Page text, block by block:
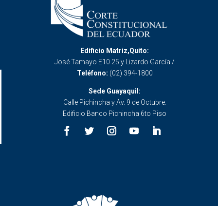
Edificio Matriz,Quito:
José Tamayo E10 25 y Lizardo García /
Teléfono: (02) 394-1800
Sede Guayaquil:
Calle Pichincha y Av. 9 de Octubre.
Edificio Banco Pichincha 6to Piso